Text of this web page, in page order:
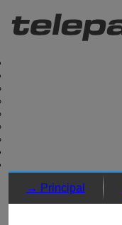
→ Principal